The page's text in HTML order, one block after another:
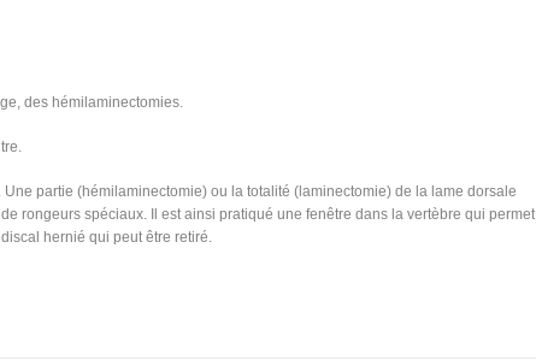
des hémilaminectomies.
partie (hémilaminectomie) ou la totalité (laminectomie) de la lame dorsale
rongeurs spéciaux. Il est ainsi pratiqué une fenêtre dans la vertèbre qui permet
hernié qui peut être retiré.